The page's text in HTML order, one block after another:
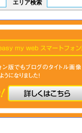
エリア検索